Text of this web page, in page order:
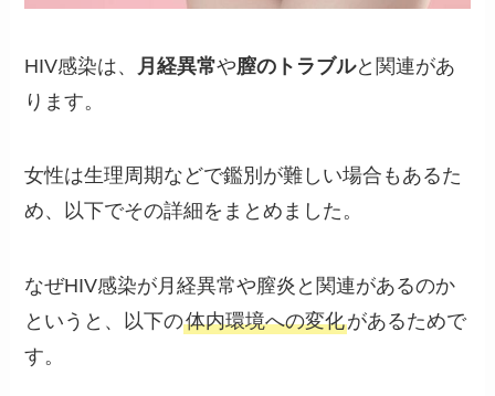
HIV感染は、 月経異常や膣のトラブルと関連があ
ります。
女性は生理周期などで鑑別が難しい場合もあるた
め、以下でその詳細をまとめました。
なぜHIV感染が月経異常や膣炎と関連があるのか
というと、以下の体内環境への変化があるためで
す。